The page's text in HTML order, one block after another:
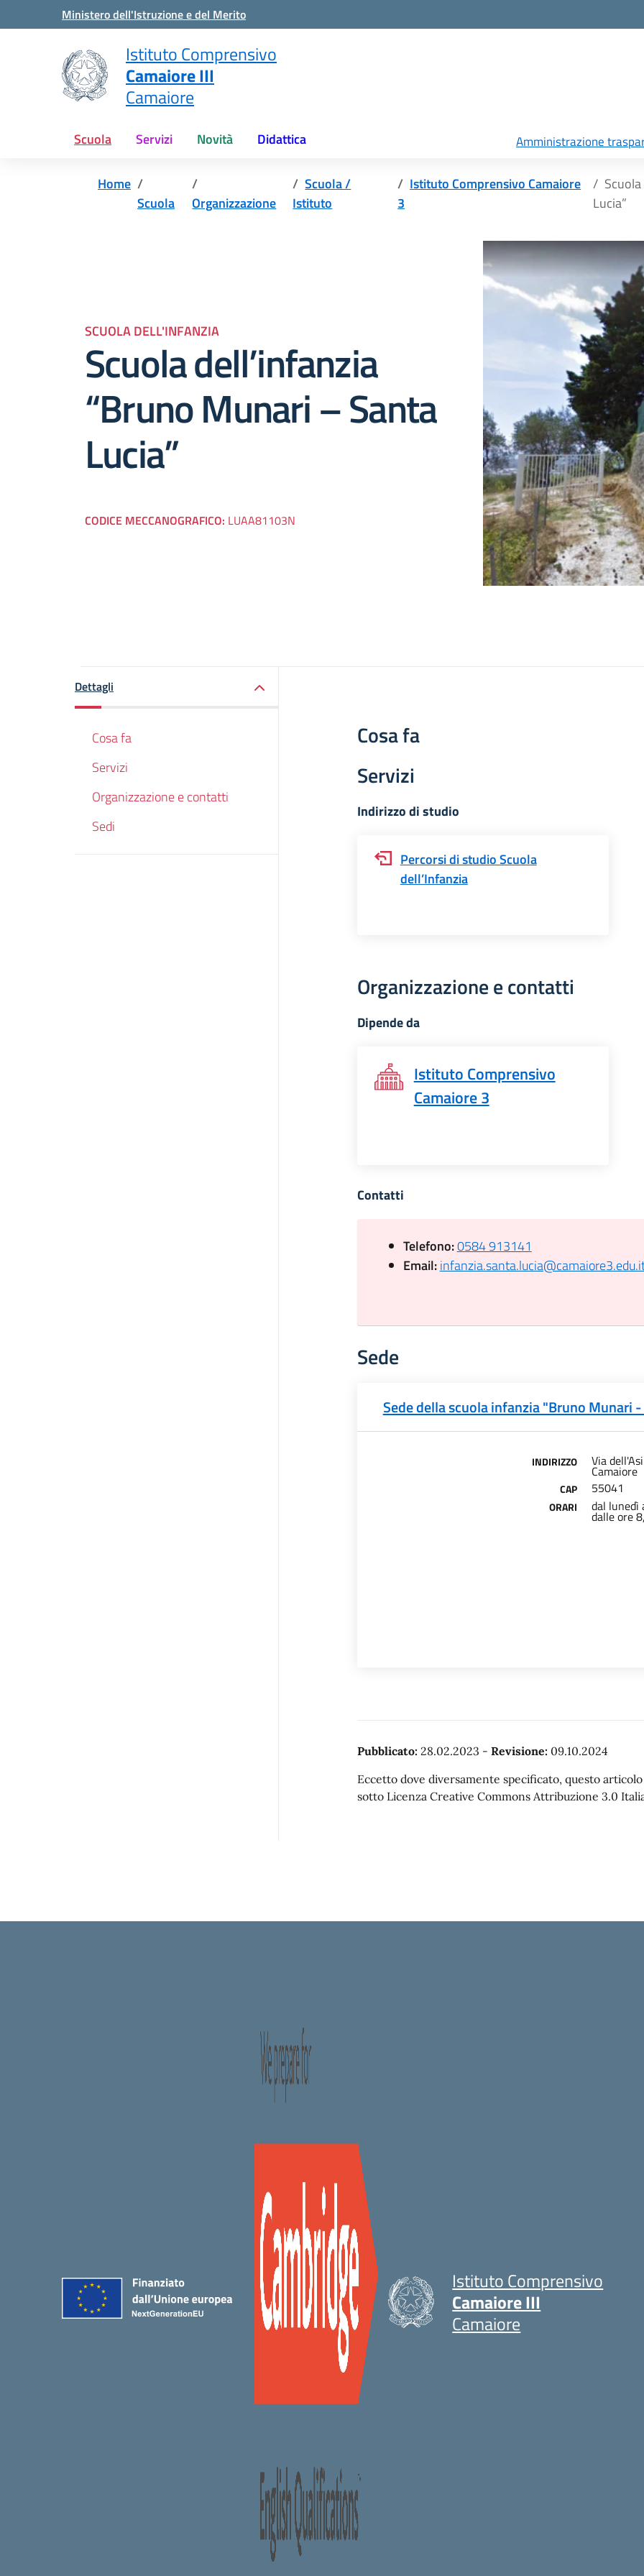
Vai ai contenuti
Vai al menu di navigazione
Ministero dell'Istruzione e del Merito
Istituto Comprensivo
Camaiore III
Camaiore
Scuola Servizi Novità Didattica Amministrazione
Home
Scuola
Organizzazione
Scuola /
Istituto
Istituto Comprensivo Camaiore
3
Lucia”
SCUOLA DELL'INFANZIA
Scuola dell’infanzia
“Bruno Munari – Santa
Lucia”
CODICE MECCANOGRAFICO: LUAA81103N
Dettagli
Cosa fa
Servizi
Organizzazione e contatti
Sedi
Cosa fa
Servizi
Indirizzo di studio
Percorsi di studio Scuola
dell’Infanzia
Organizzazione e contatti
Dipende da
Istituto Comprensivo
Camaiore 3
Contatti
Telefono:0584 913141
Email:
Sede
Sede della scuola infanzia "Bruno Munari -
INDIRIZZO Via
Camaiore
CAP 55041
ORARI dal lunedì
dalle ore
Pubblicato: 28.02.2023 - Revisione: 09.10.2024
Eccetto dove diversamente specificato, questo
sotto Licenza Creative Commons Attribuzione 3.0
Istituto Comprensivo
Camaiore III
Camaiore